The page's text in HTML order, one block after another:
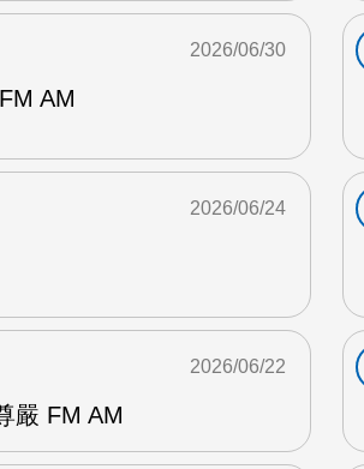
AM
2026/06/30
2026/06/24
嚴 FM AM
2026/06/22